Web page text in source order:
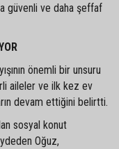
güvenli ve daha şeffaf
önemli bir unsuru
aileler ve ilk kez ev
devam ettiğini belirtti.
sosyal konut
Oğuz,